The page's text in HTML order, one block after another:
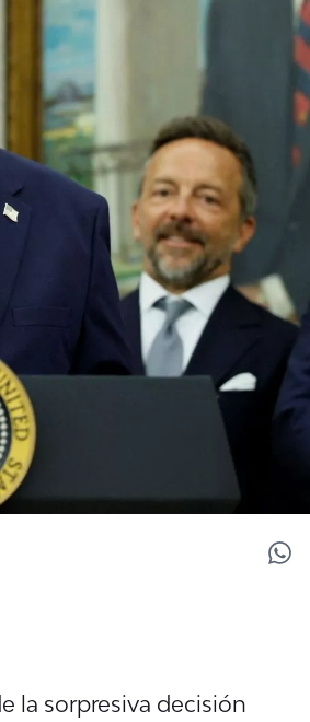
la sorpresiva decisión